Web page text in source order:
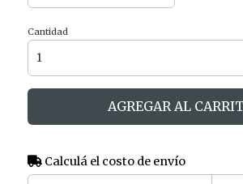
Cantidad
AGREGAR AL
Calculá el costo de envío